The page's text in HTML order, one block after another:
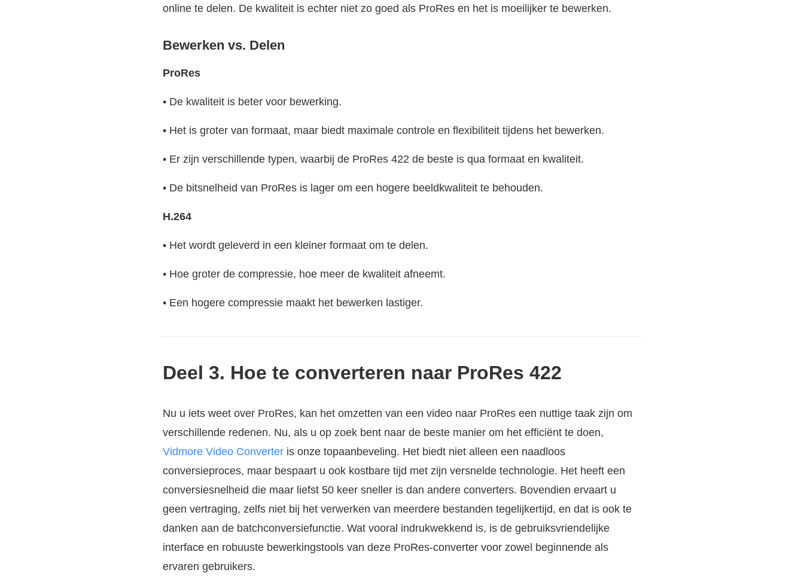
online te delen. De kwaliteit is echter niet zo goed als ProRes en het is moeilijker te bewerken.
Bewerken vs. Delen
ProRes
• De kwaliteit is beter voor bewerking.
• Het is groter van formaat, maar biedt maximale controle en flexibiliteit tijdens het bewerken.
• Er zijn verschillende typen, waarbij de ProRes 422 de beste is qua formaat en kwaliteit.
• De bitsnelheid van ProRes is lager om een hogere beeldkwaliteit te behouden.
H.264
• Het wordt geleverd in een kleiner formaat om te delen.
• Hoe groter de compressie, hoe meer de kwaliteit afneemt.
• Een hogere compressie maakt het bewerken lastiger.
Deel 3. Hoe te converteren naar ProRes 422
Nu u iets weet over ProRes, kan het omzetten van een video naar ProRes een nuttige taak zijn om
verschillende redenen. Nu, als u op zoek bent naar de beste manier om het efficiënt te doen,
Vidmore Video Converter is onze topaanbeveling. Het biedt niet alleen een naadloos
conversieproces, maar bespaart u ook kostbare tijd met zijn versnelde technologie. Het heeft een
conversiesnelheid die maar liefst 50 keer sneller is dan andere converters. Bovendien ervaart u
geen vertraging, zelfs niet bij het verwerken van meerdere bestanden tegelijkertijd, en dat is ook te
danken aan de batchconversiefunctie. Wat vooral indrukwekkend is, is de gebruiksvriendelijke
interface en robuuste bewerkingstools van deze ProRes-converter voor zowel beginnende als
ervaren gebruikers.